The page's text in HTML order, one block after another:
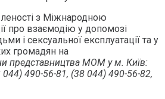
з Міжнародною
про взаємодію у допомозі
і сексуальної експлуатації та у
громадян на
представництва МОМ у м. Київ:
490-56-81, (38 044) 490-56-82,